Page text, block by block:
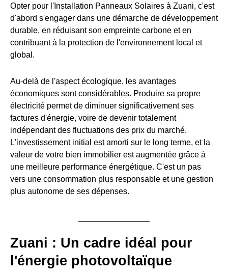
Opter pour l'Installation Panneaux Solaires à Zuani, c'est
d'abord s'engager dans une démarche de développement
durable, en réduisant son empreinte carbone et en
contribuant à la protection de l'environnement local et
global.
Au-delà de l'aspect écologique, les avantages
économiques sont considérables. Produire sa propre
électricité permet de diminuer significativement ses
factures d'énergie, voire de devenir totalement
indépendant des fluctuations des prix du marché.
L'investissement initial est amorti sur le long terme, et la
valeur de votre bien immobilier est augmentée grâce à
une meilleure performance énergétique. C'est un pas
vers une consommation plus responsable et une gestion
plus autonome de ses dépenses.
Zuani : Un cadre idéal pour
l'énergie photovoltaïque